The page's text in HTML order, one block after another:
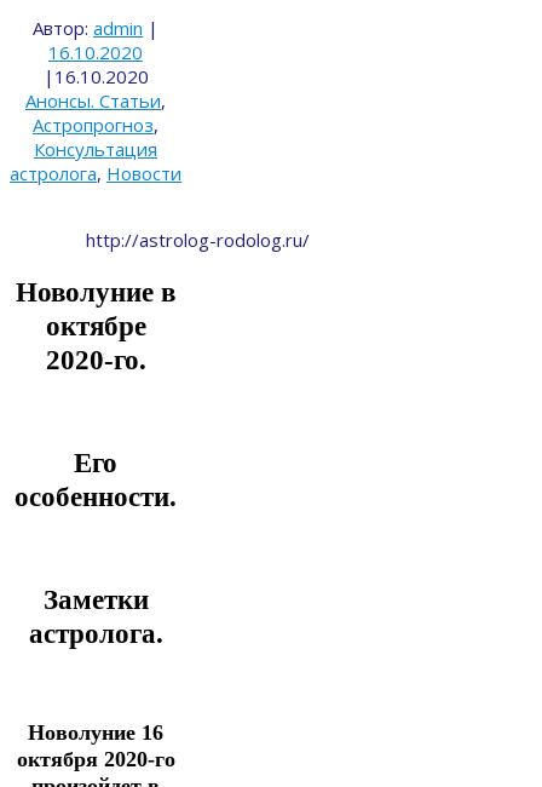
Автор: admin |
16.10.2020
| 16.10.2020
Анонсы. Статьи,
Астропрогноз,
Консультация
астролога, Новости
http://astrolog-rodolog.ru/
Новолуние в
октябре
2020-го.
Его
особенности.
Заметки
астролога.
Новолуние 16
октября 2020-го